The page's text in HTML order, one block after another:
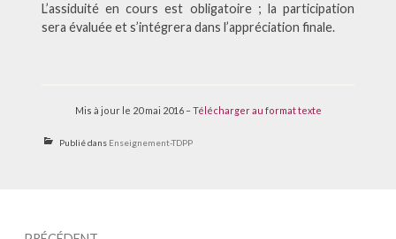
L’assiduité en cours est obligatoire ; la participation
sera évaluée et s’intégrera dans l’appréciation finale.
Mis à jour le 20 mai 2016 – Télécharger au format texte
Publié dans Enseignement-TDPP
Navigation